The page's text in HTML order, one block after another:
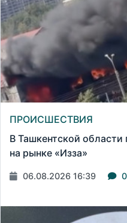
ПРОИСШЕСТВИЯ
В Ташкентской
на рынке «Изза»
06.08.2026 16:39 0